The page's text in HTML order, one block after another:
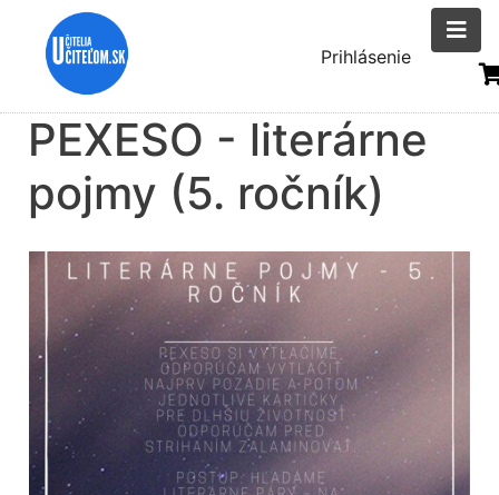
Menu
účtu
Prihlásenie
PEXESO - literárne
pojmy (5. ročník)